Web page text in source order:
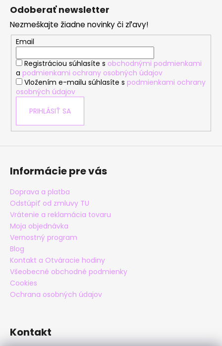
Odoberať newsletter
Nezmeškajte žiadne novinky či zľavy!
Email
Registráciou súhlasíte s obchodnými podmienkami
a podmienkami ochrany osobných údajov
Vložením e-mailu súhlasíte s podmienkami ochrany
osobných údajov
PRIHLÁSIŤ SA
Informácie pre vás
Doprava a platba
Odstúpiť od zmluvy TU
Vrátenie a reklamácia tovaru
Moja objednávka
Vernostný program
Blog
Kontakt a Otváracie hodiny
Všeobecné obchodné podmienky
Cookies
Ochrana osobných údajov
Kontakt